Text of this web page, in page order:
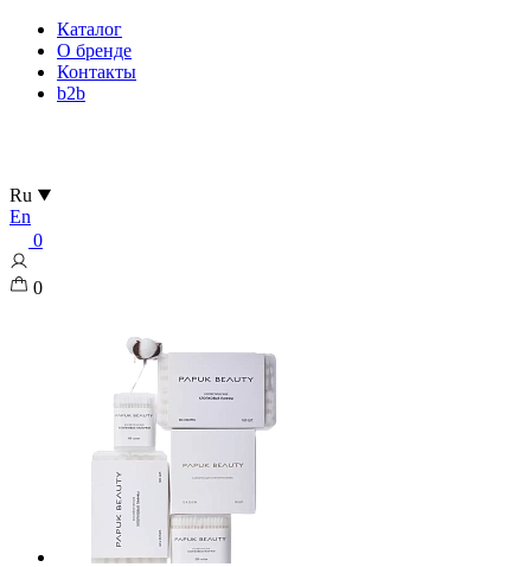
Каталог
О бренде
Контакты
b2b
Ru
En
0
0